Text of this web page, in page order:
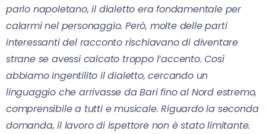
parlo napoletano, il dialetto era fondamentale per
calarmi nel personaggio. Però, molte delle parti
interessanti del racconto rischiavano di diventare
strane se avessi calcato troppo l’accento. Così
abbiamo ingentilito il dialetto, cercando un
linguaggio che arrivasse da Bari fino al Nord estremo,
comprensibile a tutti e musicale. Riguardo la seconda
domanda, il lavoro di ispettore non è stato limitante.